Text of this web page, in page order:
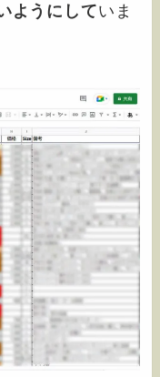
ようにしていま